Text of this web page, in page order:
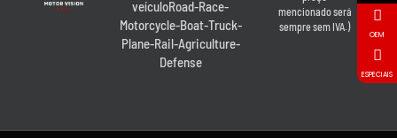
veículoRoad-Race-
Motorcycle-Boat-Truck-
Plane-Rail-Agriculture-
Defense
mencionado será
sempre sem IVA.)
OEM
ESPECIAIS